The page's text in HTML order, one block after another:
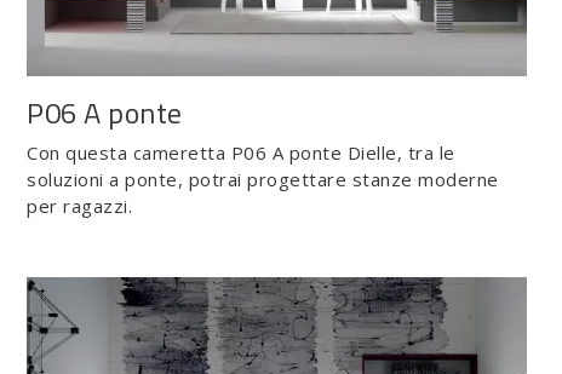
P06 A ponte
Con questa cameretta P06 A ponte Dielle, tra le
soluzioni a ponte, potrai progettare stanze moderne
per ragazzi.